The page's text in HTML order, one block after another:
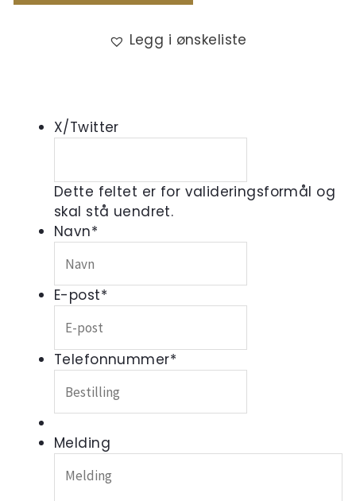
Legg i ønskeliste
X/Twitter
Dette feltet er for valideringsformål og
skal stå uendret.
Navn*
E-post*
Telefonnummer*
Melding